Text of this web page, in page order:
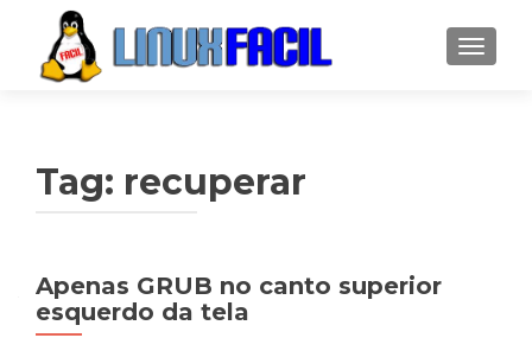
Tag: recuperar
Apenas GRUB no canto superior
esquerdo da tela